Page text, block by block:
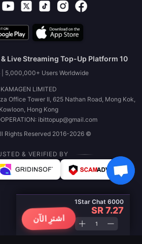
1Star Chat 6000
SR 7.27
اشترِ الآن
10 Years Trusted Game & Live Streaming Top-Up Platform
| 5,000,000+ Users Worldwide
KAMAGEN LIMITED
Office Tower II, 625 Nathan Road, Mong Kok,
Kowloon, Hong Kong
ibittopup@gmail.com
© 2016-2026 BitTopup. All Rights Reserved.
& VERIFIED BY